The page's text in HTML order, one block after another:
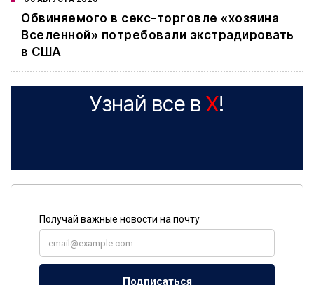
Обвиняемого в секс-торговле «хозяина
Вселенной» потребовали экстрадировать
в США
Узнай все в X!